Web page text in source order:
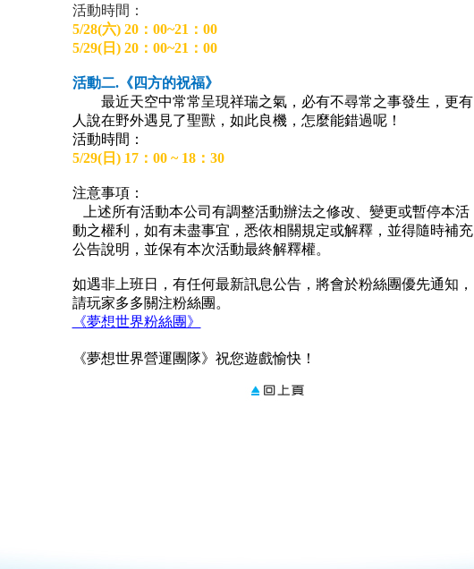
活動時間：
5/28(六) 20：00~21：00
5/29(日) 20：00~21：00
活動二.《四方的祝福》
最近天空中常常呈現祥瑞之氣，必有不尋常之事發生，更有
人說在野外遇見了聖獸，如此良機，怎麼能錯過呢！
活動時間：
5/29(日) 17：00 ~ 18：30
注意事項：
上述所有活動本公司有調整活動辦法之修改、變更或暫停本活
動之權利，如有未盡事宜，悉依相關規定或解釋，並得隨時補充
公告說明，並保有本次活動最終解釋權。
如遇非上班日，有任何最新訊息公告，將會於粉絲團優先通知，
請玩家多多關注粉絲團。
《夢想世界粉絲團》
《夢想世界營運團隊》祝您遊戲愉快！